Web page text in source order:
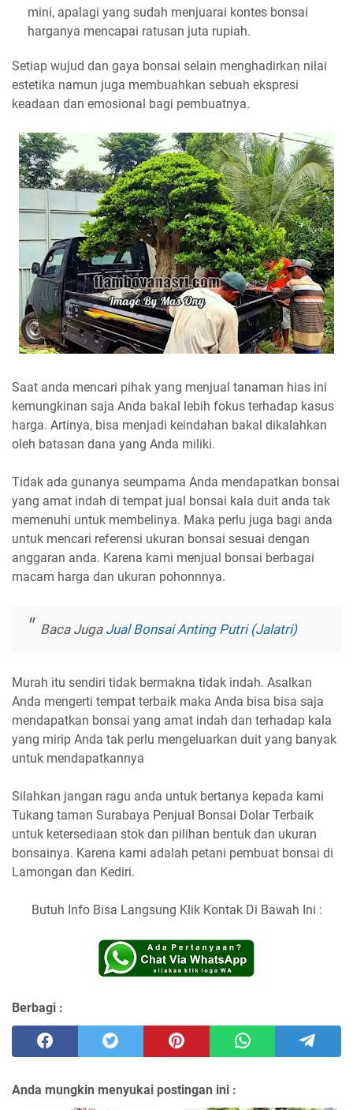
mini, apalagi yang sudah menjuarai kontes bonsai
harganya mencapai ratusan juta rupiah.
Setiap wujud dan gaya bonsai selain menghadirkan nilai
estetika namun juga membuahkan sebuah ekspresi
keadaan dan emosional bagi pembuatnya.
Saat anda mencari pihak yang menjual tanaman hias ini
kemungkinan saja Anda bakal lebih fokus terhadap kasus
harga. Artinya, bisa menjadi keindahan bakal dikalahkan
oleh batasan dana yang Anda miliki.
Tidak ada gunanya seumpama Anda mendapatkan bonsai
yang amat indah di tempat jual bonsai kala duit anda tak
memenuhi untuk membelinya. Maka perlu juga bagi anda
untuk mencari referensi ukuran bonsai sesuai dengan
anggaran anda. Karena kami menjual bonsai berbagai
macam harga dan ukuran pohonnnya.
Baca Juga Jual Bonsai Anting Putri (Jalatri)
Murah itu sendiri tidak bermakna tidak indah. Asalkan
Anda mengerti tempat terbaik maka Anda bisa bisa saja
mendapatkan bonsai yang amat indah dan terhadap kala
yang mirip Anda tak perlu mengeluarkan duit yang banyak
untuk mendapatkannya
Silahkan jangan ragu anda untuk bertanya kepada kami
Tukang taman Surabaya Penjual Bonsai Dolar Terbaik
untuk ketersediaan stok dan pilihan bentuk dan ukuran
bonsainya. Karena kami adalah petani pembuat bonsai di
Lamongan dan Kediri.
Butuh Info Bisa Langsung Klik Kontak Di Bawah Ini :
Berbagi :
Anda mungkin menyukai postingan ini :